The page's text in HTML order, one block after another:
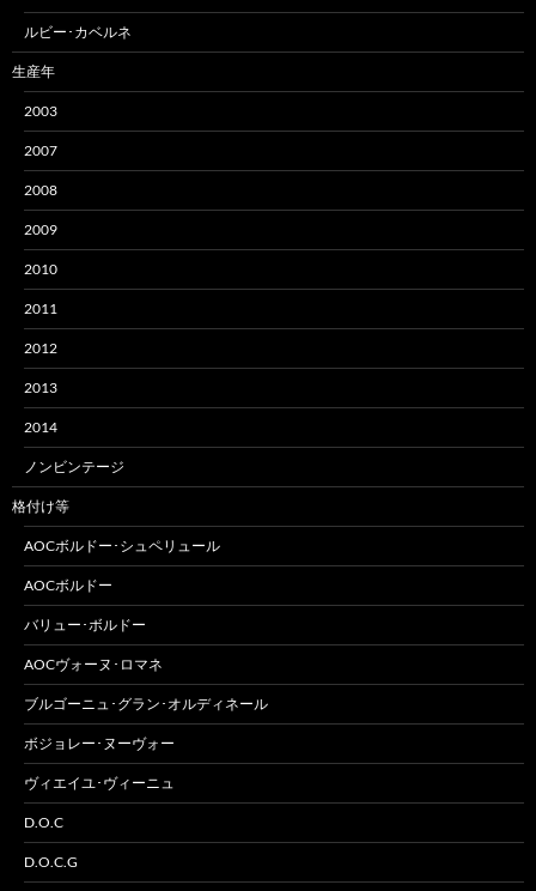
ルビー･カベルネ
生産年
2003
2007
2008
2009
2010
2011
2012
2013
2014
ノンビンテージ
格付け等
AOCボルドー･シュペリュール
AOCボルドー
バリュー･ボルドー
AOCヴォーヌ･ロマネ
ブルゴーニュ･グラン･オルディネール
ボジョレー･ヌーヴォー
ヴィエイユ･ヴィーニュ
D.O.C
D.O.C.G